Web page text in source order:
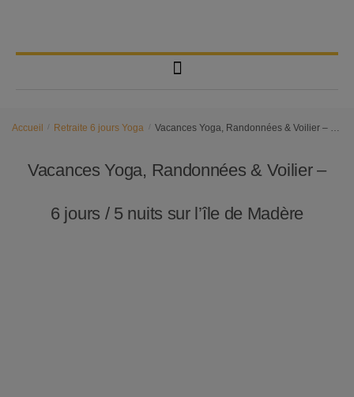
Accueil / Retraite 6 jours Yoga / Vacances Yoga, Randonnées & Voilier – 6 jours / 5 nuits sur l’île de Madère
Vacances Yoga, Randonnées & Voilier –
6 jours / 5 nuits sur l’île de Madère